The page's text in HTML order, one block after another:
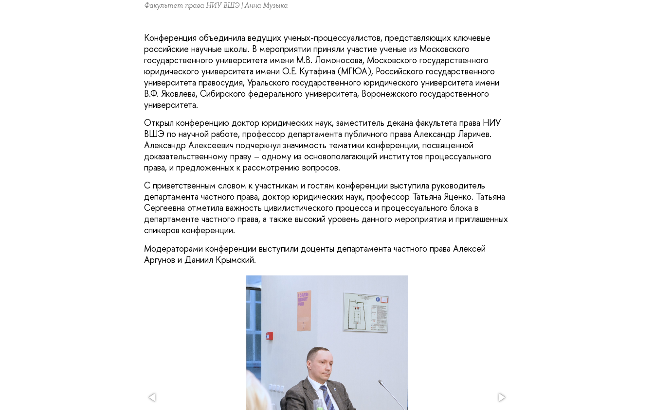
Факультет права НИУ ВШЭ | Анна Музыка
Конференция объединила ведущих ученых-процессуалистов, представляющих ключевые
российские научные школы. В мероприятии приняли участие ученые из Московского
государственного университета имени М.В. Ломоносова, Московского государственного
юридического университета имени О.Е. Кутафина (МГЮА), Российского государственного
университета правосудия, Уральского государственного юридического университета имени
В.Ф. Яковлева, Сибирского федерального университета, Воронежского государственного
университета.
Открыл конференцию доктор юридических наук, заместитель декана факультета права НИУ
ВШЭ по научной работе, профессор департамента публичного права Александр Ларичев.
Александр Алексеевич подчеркнул значимость тематики конференции, посвященной
доказательственному праву – одному из основополагающий институтов процессуального
права, и предложенных к рассмотрению вопросов.
С приветственным словом к участникам и гостям конференции выступила руководитель
департамента частного права, доктор юридических наук, профессор Татьяна Яценко. Татьяна
Сергеевна отметила важность цивилистического процесса и процессуального блока в
департаменте частного права, а также высокий уровень данного мероприятия и приглашенных
спикеров конференции.
Модераторами конференции выступили доценты департамента частного права Алексей
Аргунов и Даниил Крымский.